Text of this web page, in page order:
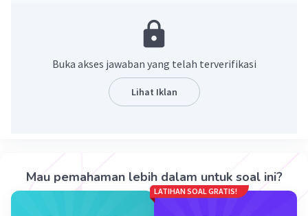
mRNA atau RNAd merupakan hasil pengkodean
DNA template pada saat proses transkripsi
sintesis protein. Kita dapat menentukan DNA
template dengan mengubah basa nitrogen U
mRNA : UGC - UAU - UGA - CAG
DNA template (antisense) : ACG - ATA - ACT - GTC
Buka akses jawaban yang telah terverifikasi
Lihat Iklan
Mau pemahaman lebih dalam untuk soal ini?
LATIHAN SOAL GRATIS!